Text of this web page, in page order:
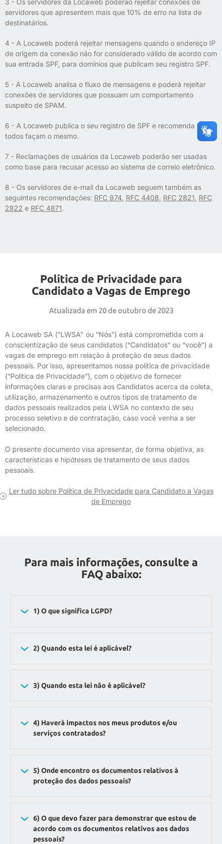
3 - Os servidores da Locaweb poderão rejeitar conexões de
servidores que apresentem mais que 10% de erro na lista de
destinatários.
4 - A Locaweb poderá rejeitar mensagens quando o endereço IP
de origem da conexão não for considerado válido de acordo com
sua entrada SPF, para domínios que publicam seu registro SPF.
5 - A Locaweb analisa o fluxo de mensagens e poderá rejeitar
conexões de servidores que possuam um comportamento
suspeito de SPAM.
6 - A Locaweb publica o seu registro de SPF e recomenda que
todos façam o mesmo.
7 - Reclamações de usuários da Locaweb poderão ser usadas
como base para recusar acesso ao sistema de correio eletrônico.
8 - Os servidores de e-mail da Locaweb seguem também as
seguintes recomendações: RFC 974 RFC 4408 RFC 2821 RFC
2822 e RFC 4871.
Política de Privacidade para
Candidato a Vagas de Emprego
Atualizada em 20 de outubro de 2023
A Locaweb SA (“LWSA" ou “Nós”) está comprometida com a
conscientização de seus candidatos (“Candidatos” ou “você”) a
vagas de emprego em relação à proteção de seus dados
pessoais. Por isso, apresentamos nossa política de privacidade
(“Política de Privacidade”), com o objetivo de fornecer
informações claras e precisas aos Candidatos acerca da coleta,
utilização, armazenamento e outros tipos de tratamento de
dados pessoais realizados pela LWSA no contexto de seu
processo seletivo e de contratação, caso você venha a ser
selecionado.
O presente documento visa apresentar, de forma objetiva, as
características e hipóteses de tratamento de seus dados
pessoais.
Ler tudo sobre Política de Privacidade para Candidato a Vagas
de Emprego
Para mais informações, consulte a
FAQ abaixo:
1) O que significa LGPD?
2) Quando esta lei é aplicável?
3) Quando esta lei não é aplicável?
4) Haverá impactos nos meus produtos e/ou
serviços contratados?
5) Onde encontro os documentos relativos à
proteção dos dados pessoais?
6) O que devo fazer para demonstrar que estou de
acordo com os documentos relativos aos dados
pessoais?